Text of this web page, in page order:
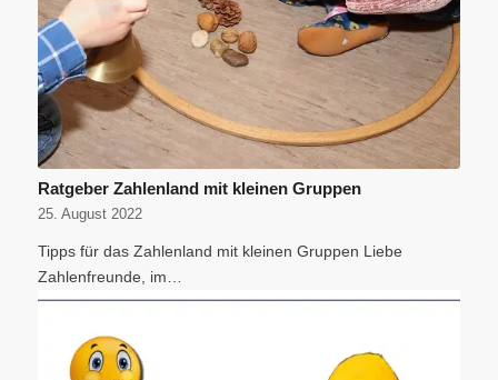
Ratgeber Zahlenland mit kleinen Gruppen
25. August 2022
Tipps für das Zahlenland mit kleinen Gruppen Liebe
Zahlenfreunde, im…